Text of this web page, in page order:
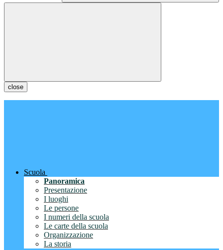
close
Scuola
Panoramica
Presentazione
I luoghi
Le persone
I numeri della scuola
Le carte della scuola
Organizzazione
La storia